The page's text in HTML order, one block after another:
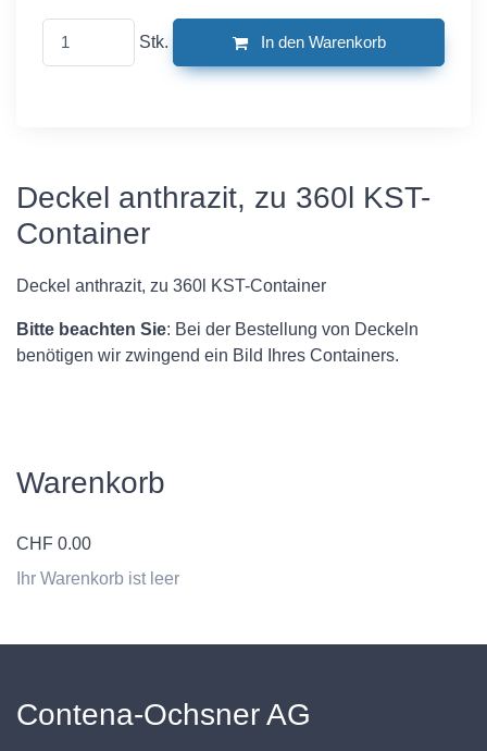
Stk. In den Warenkorb
Deckel anthrazit, zu 360l KST-
Container
Deckel anthrazit, zu 360l KST-Container
Bitte beachten Sie: Bei der Bestellung von Deckeln
benötigen wir zwingend ein Bild Ihres Containers.
Warenkorb
CHF 0.00
Ihr Warenkorb ist leer
Contena-Ochsner AG